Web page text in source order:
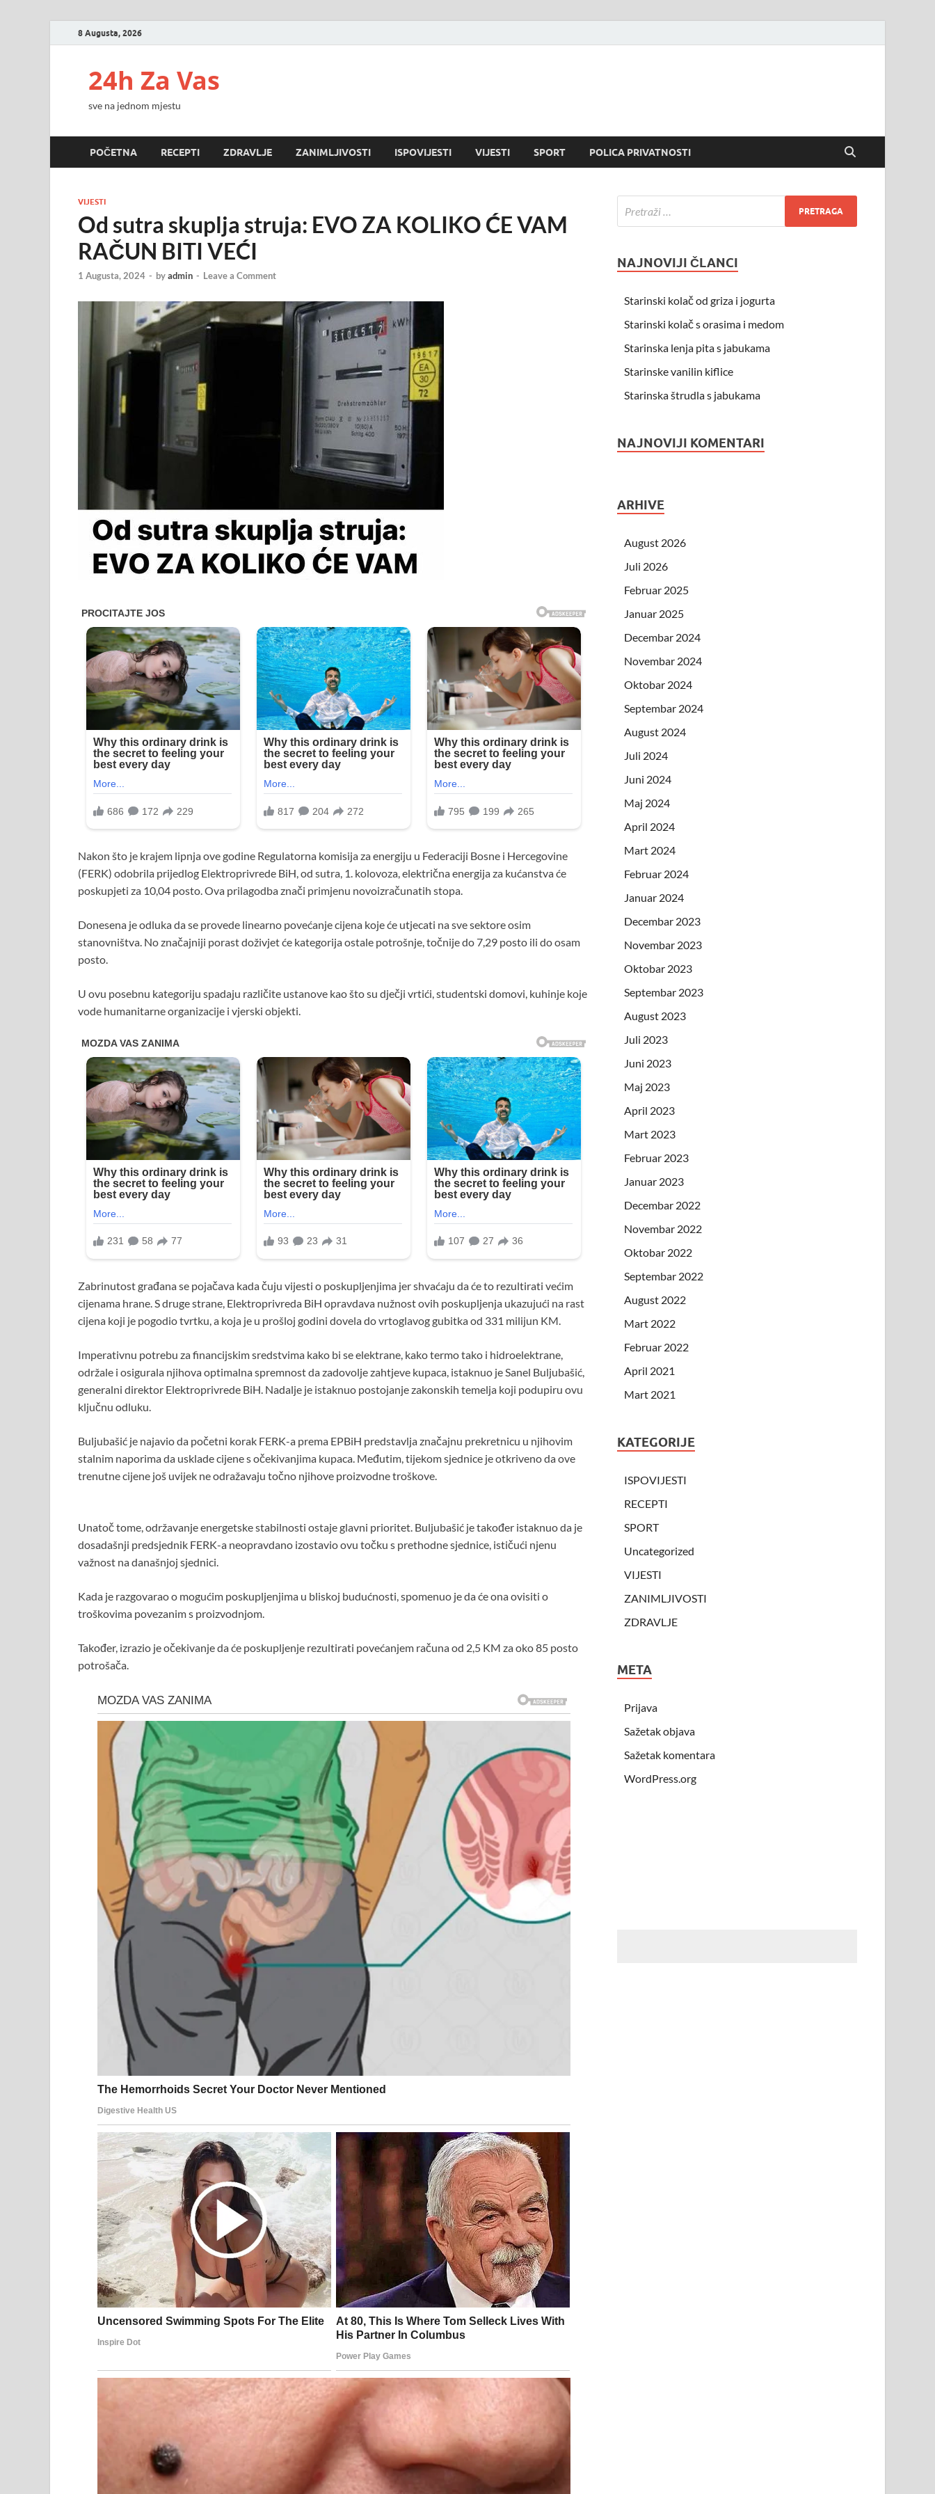
8 Augusta, 2026
24h Za Vas
sve na jednom mjestu
POČETNA RECEPTI ZDRAVLJE ZANIMLJIVOSTI ISPOVIJESTI VIJESTI SPORT POLICA PRIVATNOSTI
VIJESTI
Od sutra skuplja struja: EVO ZA KOLIKO ĆE VAM
RAČUN BITI VEĆI
1 Augusta, 2024 - byadmin - Leave a Comment
Nakon što je krajem lipnja ove godine Regulatorna komisija za energiju u Federaciji Bosne i Hercegovine
(FERK) odobrila prijedlog Elektroprivrede BiH, od sutra, 1. kolovoza, električna energija za kućanstva će
poskupjeti za 10,04 posto. Ova prilagodba znači primjenu novoizračunatih stopa.
Donesena je odluka da se provede linearno povećanje cijena koje će utjecati na sve sektore osim
stanovništva. No značajniji porast doživjet će kategorija ostale potrošnje, točnije do 7,29 posto ili do osam
posto.
U ovu posebnu kategoriju spadaju različite ustanove kao što su dječji vrtići, studentski domovi, kuhinje koje
vode humanitarne organizacije i vjerski objekti.
Zabrinutost građana se pojačava kada čuju vijesti o poskupljenjima jer shvaćaju da će to rezultirati većim
cijenama hrane. S druge strane, Elektroprivreda BiH opravdava nužnost ovih poskupljenja ukazujući na rast
cijena koji je pogodio tvrtku, a koja je u prošloj godini dovela do vrtoglavog gubitka od 331 milijun KM.
Imperativnu potrebu za financijskim sredstvima kako bi se elektrane, kako termo tako i hidroelektrane,
održale i osigurala njihova optimalna spremnost da zadovolje zahtjeve kupaca, istaknuo je Sanel Buljubašić,
generalni direktor Elektroprivrede BiH. Nadalje je istaknuo postojanje zakonskih temelja koji podupiru ovu
ključnu odluku.
Buljubašić je najavio da početni korak FERK-a prema EPBiH predstavlja značajnu prekretnicu u njihovim
stalnim naporima da usklade cijene s očekivanjima kupaca. Međutim, tijekom sjednice je otkriveno da ove
trenutne cijene još uvijek ne odražavaju točno njihove proizvodne troškove.
Unatoč tome, održavanje energetske stabilnosti ostaje glavni prioritet. Buljubašić je također istaknuo da je
dosadašnji predsjednik FERK-a neopravdano izostavio ovu točku s prethodne sjednice, ističući njenu
važnost na današnjoj sjednici.
Kada je razgovarao o mogućim poskupljenjima u bliskoj budućnosti, spomenuo je da će ona ovisiti o
troškovima povezanim s proizvodnjom.
Također, izrazio je očekivanje da će poskupljenje rezultirati povećanjem računa od 2,5 KM za oko 85 posto
potrošača.
NAJNOVIJI ČLANCI
Starinski kolač od griza i jogurta
Starinski kolač s orasima i medom
Starinska lenja pita s jabukama
Starinske vanilin kiflice
Starinska štrudla s jabukama
NAJNOVIJI KOMENTARI
ARHIVE
August 2026
Juli 2026
Februar 2025
Januar 2025
Decembar 2024
Novembar 2024
Oktobar 2024
Septembar 2024
August 2024
Juli 2024
Juni 2024
Maj 2024
April 2024
Mart 2024
Februar 2024
Januar 2024
Decembar 2023
Novembar 2023
Oktobar 2023
Septembar 2023
August 2023
Juli 2023
Juni 2023
Maj 2023
April 2023
Mart 2023
Februar 2023
Januar 2023
Decembar 2022
Novembar 2022
Oktobar 2022
Septembar 2022
August 2022
Mart 2022
Februar 2022
April 2021
Mart 2021
KATEGORIJE
ISPOVIJESTI
RECEPTI
SPORT
Uncategorized
VIJESTI
ZANIMLJIVOSTI
ZDRAVLJE
META
Prijava
Sažetak objava
Sažetak komentara
WordPress.org